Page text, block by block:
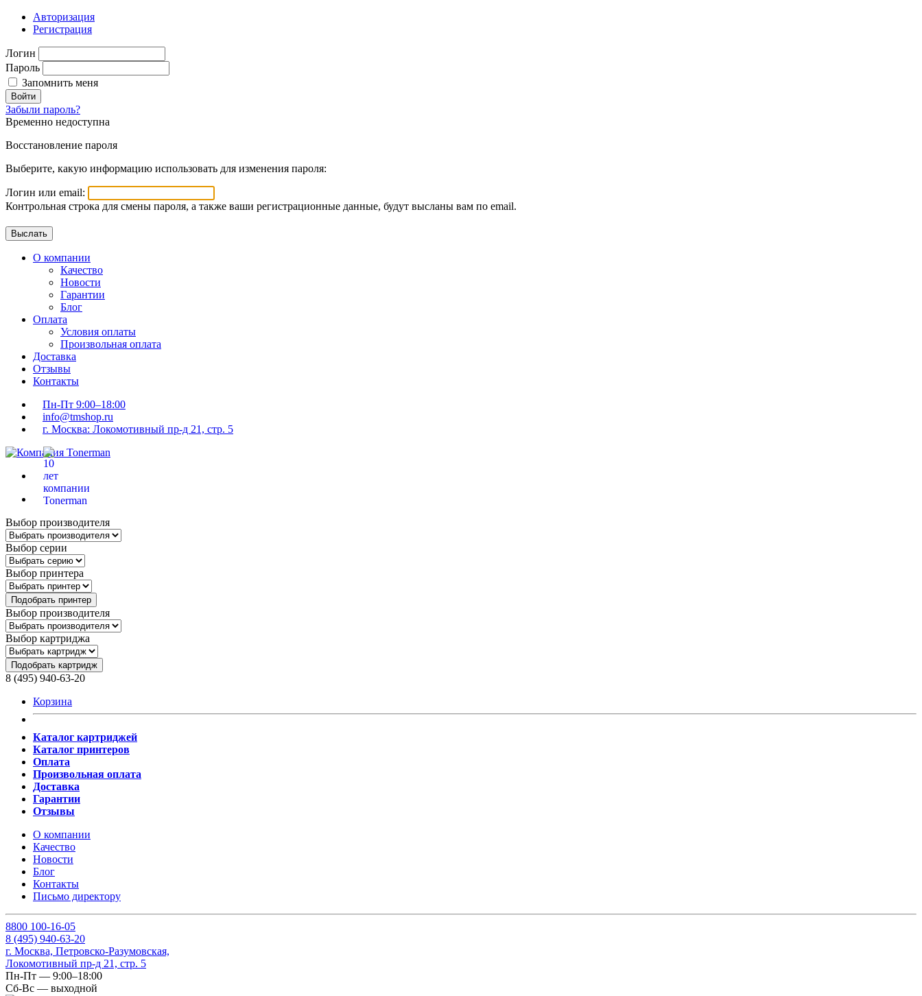
Авторизация
Регистрация
Логин
Пароль
Запомнить меня
Войти
Забыли пароль?
Временно недоступна
Восстановление пароля
Выберите, какую информацию использовать для изменения пароля:
Логин или email:
Контрольная строка для смены пароля, а также ваши регистрационные данные, будут высланы вам по email.
О компании
Качество
Новости
Гарантии
Блог
Оплата
Условия оплаты
Произвольная оплата
Доставка
Отзывы
Контакты
Пн-Пт 9:00–18:00
info@tmshop.ru
г. Москва: Локомотивный пр-д 21, стр. 5
Выбор производителя
Выбор серии
Выбор принтера
Подобрать принтер
Выбор производителя
Выбор картриджа
Подобрать картридж
8 (495) 940-63-20
Корзина
Каталог картриджей
Каталог принтеров
Оплата
Произвольная оплата
Доставка
Гарантии
Отзывы
О компании
Качество
Новости
Блог
Контакты
Письмо директору
8800 100-16-05
8 (495) 940-63-20
г. Москва, Петровско-Разумовская,
Локомотивный пр-д 21, стр. 5
Пн-Пт — 9:00–18:00
Сб-Вс — выходной